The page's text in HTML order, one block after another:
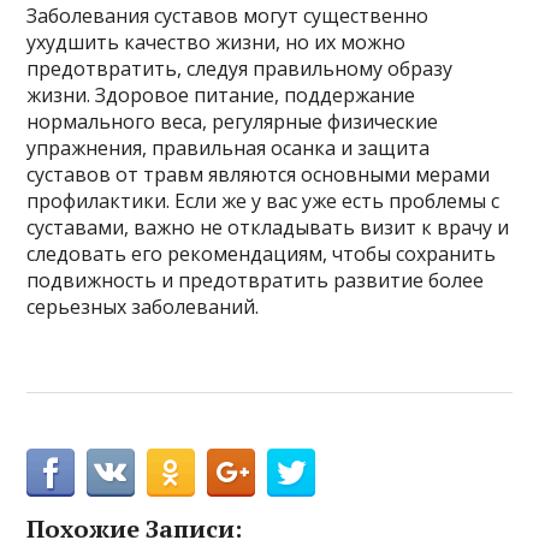
Заболевания суставов могут существенно
ухудшить качество жизни, но их можно
предотвратить, следуя правильному образу
жизни. Здоровое питание, поддержание
нормального веса, регулярные физические
упражнения, правильная осанка и защита
суставов от травм являются основными мерами
профилактики. Если же у вас уже есть проблемы с
суставами, важно не откладывать визит к врачу и
следовать его рекомендациям, чтобы сохранить
подвижность и предотвратить развитие более
серьезных заболеваний.
Похожие Записи: